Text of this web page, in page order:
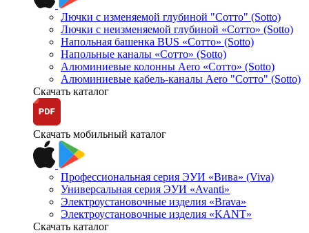
Лючки с изменяемой глубиной "Сотто" (Sotto)
Лючки с неизменяемой глубиной «Сотто» (Sotto)
Напольная башенка BUS «Сотто» (Sotto)
Напольные каналы «Сотто» (Sotto)
Алюминиевые колонны Aero «Сотто» (Sotto)
Алюминиевые кабель-каналы Aero "Сотто" (Sotto)
Скачать каталог
Скачать мобильный каталог
Профессиональная серия ЭУИ «Вива» (Viva)
Универсальная серия ЭУИ «Avanti»
Электроустановочные изделия «Brava»
Электроустановочные изделия «KANT»
Скачать каталог